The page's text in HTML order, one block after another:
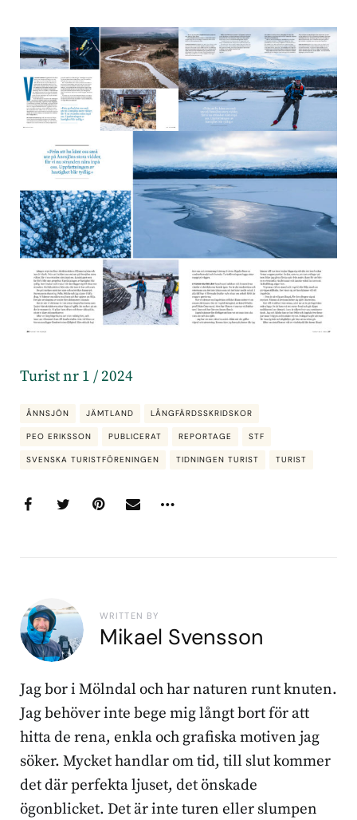
Turist nr 1 / 2024
ÅNNSJÖN JÄMTLAND LÅNGFÄRDSSKRIDSKOR
PEO ERIKSSON PUBLICERAT REPORTAGE STF
SVENSKA TURISTFÖRENINGEN TIDNINGEN TURIST TURIST
WRITTEN BY
Mikael Svensson
Jag bor i Mölndal och har naturen runt knuten.
Jag behöver inte bege mig långt bort för att
hitta de rena, enkla och grafiska motiven jag
söker. Mycket handlar om tid, till slut kommer
det där perfekta ljuset, det önskade
ögonblicket. Det är inte turen eller slumpen